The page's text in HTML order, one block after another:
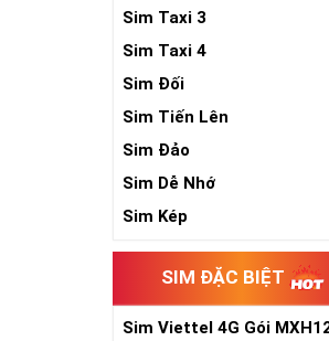
Sim Taxi 3
Sim Taxi 4
Sim Đối
Sim Tiến Lên
Sim Đảo
Sim Dễ Nhớ
Sim Kép
SIM ĐẶC BIỆT
Sim Viettel 4G Gói